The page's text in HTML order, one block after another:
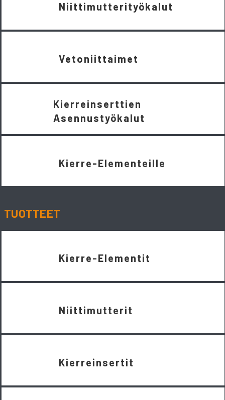
Niittimutterityökalut
Vetoniittaimet
Kierreinserttien
Asennustyökalut
Kierre-Elementeille
TUOTTEET
Kierre-Elementit
Niittimutterit
Kierreinsertit